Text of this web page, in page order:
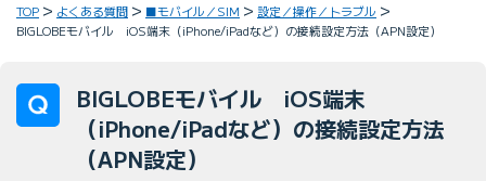
TOP よくある質問 ■モバイル／SIM
設定／操作／トラブル
BIGLOBEモバイル iOS端末（iPhone/iPadなど）の接続設定方法（APN設定）
BIGLOBEモバイル iOS端末
（iPhone/iPadなど）の接続設定方法
（APN設定）